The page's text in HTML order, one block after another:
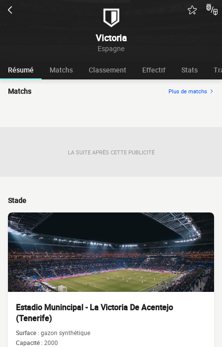
Victoria
Espagne
Résumé Matchs Classement Effectif Stats
Matchs Plus de matchs
LA SUITE APRÈS CETTE PUBLICITÉ
Stade
Estadio Munincipal - La Victoria De Acentejo
(Tenerife)
Surface :gazon synthétique
Capacité :2000